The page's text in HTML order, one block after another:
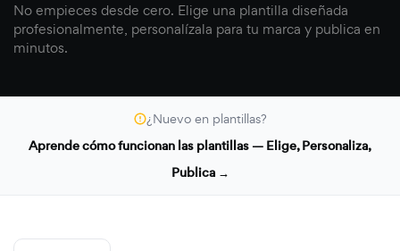
No empieces desde cero. Elige una plantilla diseñada
profesionalmente, personalízala para tu marca y publica en
minutos.
¿Nuevo en plantillas?
Aprende cómo funcionan las plantillas — Elige, Personaliza,
Publica →